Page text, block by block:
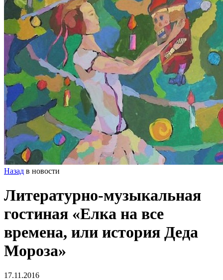
Назад в новости
Литературно-музыкальная
гостиная «Елка на все
времена, или история Деда
Мороза»
17.11.2016